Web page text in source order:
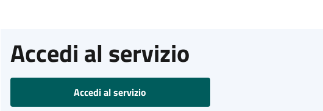
Accedi al servizio
Accedi al servizio